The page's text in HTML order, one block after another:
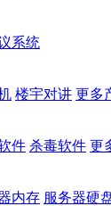
系统
楼宇对讲 更多
件 杀毒软件 更
内存 服务器硬